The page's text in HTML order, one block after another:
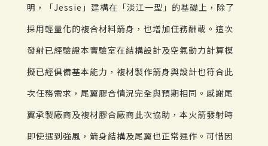
明，「Jessie」建構在「淡江一型」的基礎上，除了
採用輕量化的複合材料箭身，也增加任務酬載。這次
發射已經驗證本實驗室在結構設計及空氣動力計算模
擬已經俱備基本能力，複材製作箭身與設計也符合此
次任務需求，尾翼膠合情況完全與預期相同。感謝尾
翼承製廠商及複材膠合廠商此次協助，本火箭發射時
即使遇到強風，箭身結構及尾翼也正常運作。可惜因